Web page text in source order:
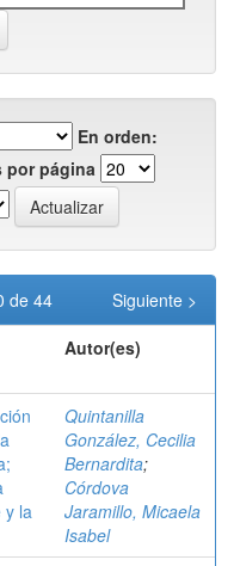
En orden:
por página
de 44
Siguiente >
Autor(es)
y la
Quintanilla
González, Cecilia
Bernardita;
Córdova
Jaramillo, Micaela
Isabel